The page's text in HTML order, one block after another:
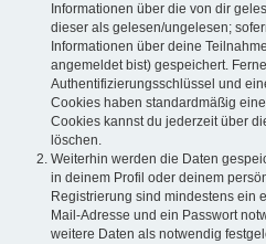
Informationen über die von dir
dieser als gelesen/ungelesen;
Informationen über deine
angemeldet bist) gespeichert.
Authentifizierungsschlüssel und
Cookies haben standardmäßig
Cookies kannst du jederzeit über
löschen.
Weiterhin werden die Daten
in deinem Profil oder deinem
Registrierung sind mindestens ein
Mail-Adresse und ein Passwort
weitere Daten als notwendig